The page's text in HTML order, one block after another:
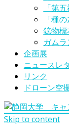
「第
「種
鉱物標
ガムラ
企画展
ニュースレ
リンク
ドローン空
Skip to content